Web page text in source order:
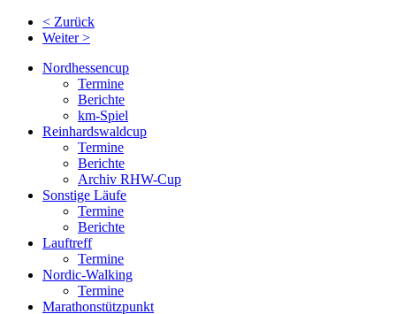
< Zurück
Weiter >
Nordhessencup
Termine
Berichte
km-Spiel
Reinhardswaldcup
Termine
Berichte
Archiv RHW-Cup
Sonstige Läufe
Termine
Berichte
Lauftreff
Termine
Nordic-Walking
Termine
Marathonstützpunkt